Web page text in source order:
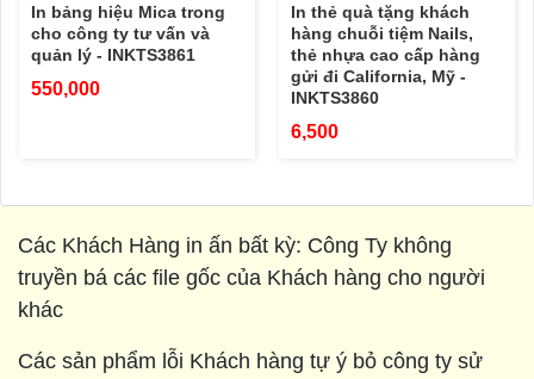
In bảng hiệu Mica trong
cho công ty tư vấn và
quản lý - INKTS3861
550,000
In thẻ quà tặng khách
hàng chuỗi tiệm Nails,
thẻ nhựa cao cấp hàng
gửi đi California, Mỹ -
INKTS3860
6,500
Các Khách Hàng in ấn bất kỳ: Công Ty không
truyền bá các file gốc của Khách hàng cho người
khác
Các sản phẩm lỗi Khách hàng tự ý bỏ công ty sử